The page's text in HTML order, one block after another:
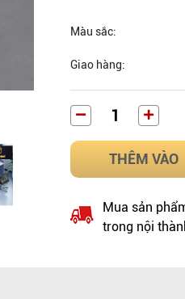
Màu sắc:
Giao hàng:
THÊM VÀO
Mua sản
trong nội